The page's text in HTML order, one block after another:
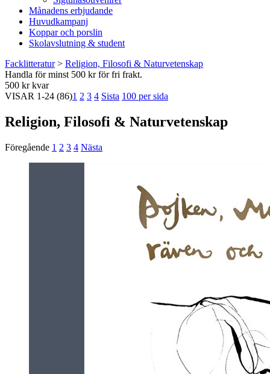
Månadens erbjudande
Huvudkampanj
Koppar och porslin
Skolavslutning & student
Facklitteratur> Religion, Filosofi & Naturvetenskap
Handla för minst 500 kr för fri frakt.
500 kr kvar
VISAR 1-24 (86)1 2 3 4 Sista 100 per sida
Religion, Filosofi & Naturvetenskap
Föregående 1 2 3 4 Nästa